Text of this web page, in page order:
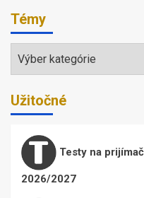
Témy
Témy
Užitočné
Testy na
2026/2027